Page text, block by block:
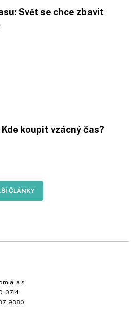
Svět se chce zbavit
koupit vzácný čas?
ČLÁNKY
a.s.
0714
9380